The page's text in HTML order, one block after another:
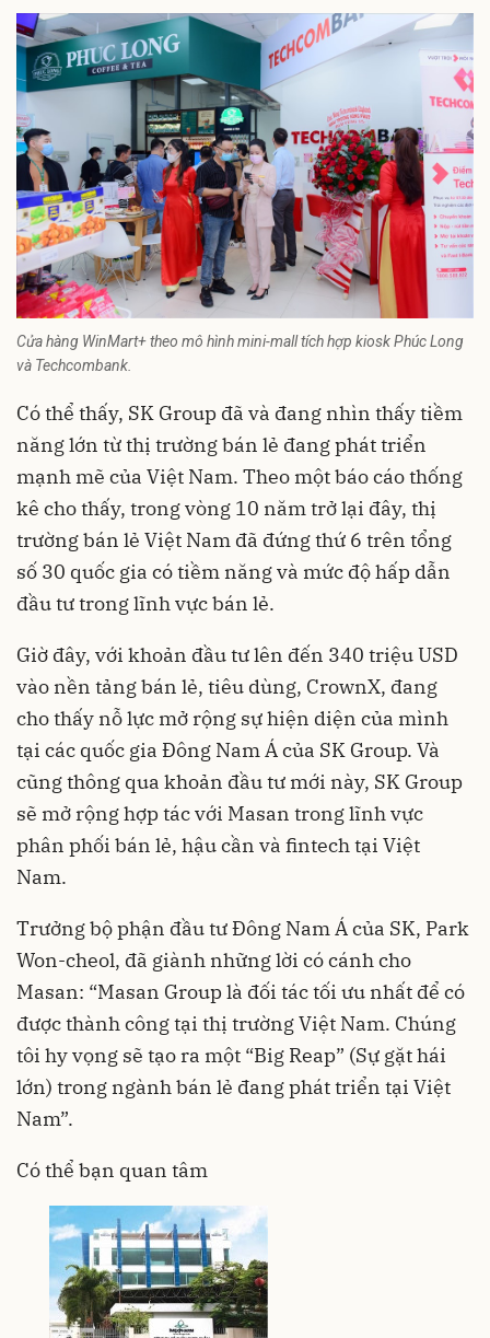
Cửa hàng WinMart+ theo mô hình mini-mall tích hợp kiosk Phúc Long
và Techcombank.
Có thể thấy, SK Group đã và đang nhìn thấy tiềm
năng lớn từ thị trường bán lẻ đang phát triển
mạnh mẽ của Việt Nam. Theo một báo cáo thống
kê cho thấy, trong vòng 10 năm trở lại đây, thị
trường bán lẻ Việt Nam đã đứng thứ 6 trên tổng
số 30 quốc gia có tiềm năng và mức độ hấp dẫn
đầu tư trong lĩnh vực bán lẻ.
Giờ đây, với khoản đầu tư lên đến 340 triệu USD
vào nền tảng bán lẻ, tiêu dùng, CrownX, đang
cho thấy nỗ lực mở rộng sự hiện diện của mình
tại các quốc gia Đông Nam Á của SK Group. Và
cũng thông qua khoản đầu tư mới này, SK Group
sẽ mở rộng hợp tác với Masan trong lĩnh vực
phân phối bán lẻ, hậu cần và fintech tại Việt
Nam.
Trưởng bộ phận đầu tư Đông Nam Á của SK, Park
Won-cheol, đã giành những lời có cánh cho
Masan: “Masan Group là đối tác tối ưu nhất để có
được thành công tại thị trường Việt Nam. Chúng
tôi hy vọng sẽ tạo ra một “Big Reap” (Sự gặt hái
lớn) trong ngành bán lẻ đang phát triển tại Việt
Nam”.
Có thể bạn quan tâm